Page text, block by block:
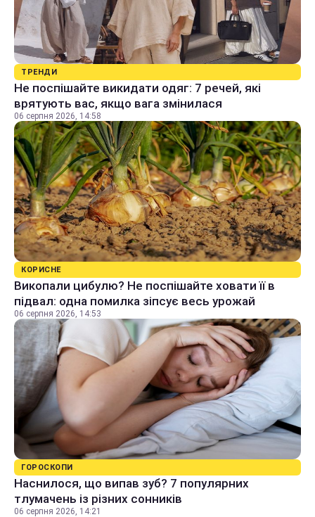
ТРЕНДИ
Не поспішайте викидати одяг: 7 речей, які
врятують вас, якщо вага змінилася
06 серпня 2026, 14:58
КОРИСНЕ
Викопали цибулю? Не поспішайте ховати її в
підвал: одна помилка зіпсує весь урожай
06 серпня 2026, 14:53
ГОРОСКОПИ
Наснилося, що випав зуб? 7 популярних
тлумачень із різних сонників
06 серпня 2026, 14:21